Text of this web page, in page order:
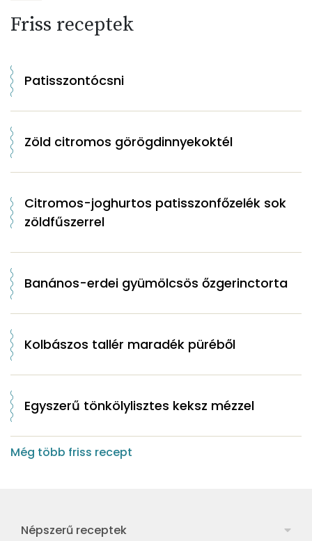
Friss receptek
Patisszontócsni
Zöld citromos görögdinnyekoktél
Citromos-joghurtos patisszonfőzelék sok
zöldfűszerrel
Banános-erdei gyümölcsös őzgerinctorta
Kolbászos tallér maradék püréből
Egyszerű tönkölylisztes keksz mézzel
Még több friss recept
Népszerű receptek